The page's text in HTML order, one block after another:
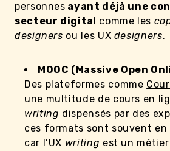
personnes ayant déjà une
secteur digita
l comme les
designers ou les UX designers.
MOOC (Massive Open
Des plateformes comme
une multitude de cours en
writing dispensés par des
ces formats sont souvent en
car l’UX writing est un